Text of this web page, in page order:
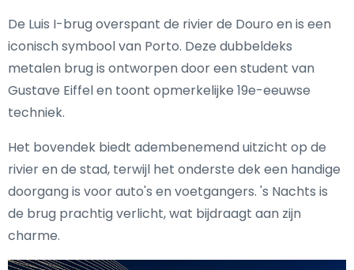
De Luis I-brug overspant de rivier de Douro en is een
iconisch symbool van Porto. Deze dubbeldeks
metalen brug is ontworpen door een student van
Gustave Eiffel en toont opmerkelijke 19e-eeuwse
techniek.
Het bovendek biedt adembenemend uitzicht op de
rivier en de stad, terwijl het onderste dek een handige
doorgang is voor auto's en voetgangers. 's Nachts is
de brug prachtig verlicht, wat bijdraagt aan zijn
charme.